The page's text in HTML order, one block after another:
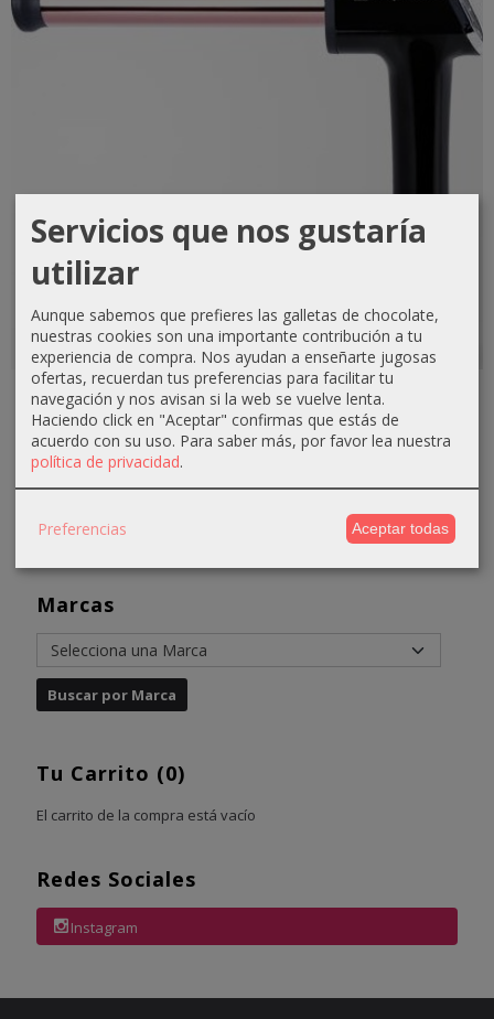
Marcas
Tu Carrito (0)
El carrito de la compra está vacío
Redes Sociales
Instagram
Iron Squad 25 Tenacilla ergonomica
59,60 €
Servicios que nos gustaría
utilizar
Aunque sabemos que prefieres las galletas de chocolate,
nuestras cookies son una importante contribución a tu
experiencia de compra. Nos ayudan a enseñarte jugosas
ofertas, recuerdan tus preferencias para facilitar tu
navegación y nos avisan si la web se vuelve lenta.
Haciendo click en "Aceptar" confirmas que estás de
acuerdo con su uso. Para saber más, por favor lea nuestra
política de privacidad.
Preferencias Aceptar todas